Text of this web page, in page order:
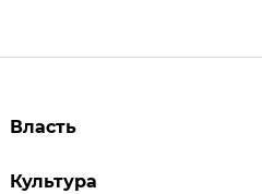
Власть
Культура